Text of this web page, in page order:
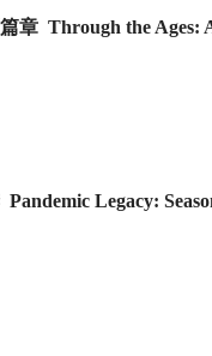
章 Through the Ages:
Legacy: